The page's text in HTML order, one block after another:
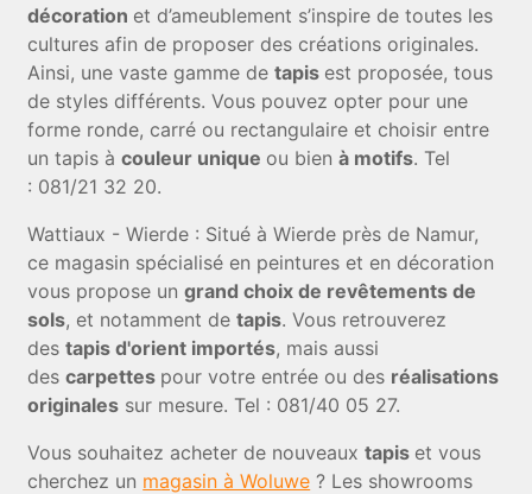
décoration et d’ameublement s’inspire de toutes les
cultures afin de proposer des créations originales.
Ainsi, une vaste gamme detapis est proposée, tous
de styles différents. Vous pouvez opter pour une
forme ronde, carré ou rectangulaire et choisir entre
un tapis àcouleur unique ou bienà motifs. Tel
: 081/21 32 20.
Wattiaux - Wierde : Situé à Wierde près de Namur,
ce magasin spécialisé en peintures et en décoration
vous propose ungrand choix de revêtements de
sols, et notamment detapis. Vous retrouverez
destapis d'orient importés, mais aussi
descarpettes pour votre entrée ou des réalisations
originales sur mesure. Tel : 081/40 05 27.
Vous souhaitez acheter de nouveauxtapis et vous
cherchez un magasin à Woluwe ? Les showrooms